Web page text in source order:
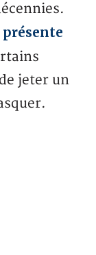
présente
jeter un